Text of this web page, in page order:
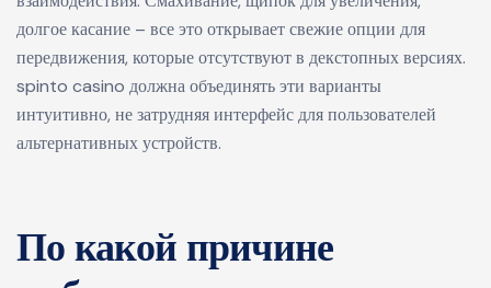
долгое касание – все это открывает свежие опции для
передвижения, которые отсутствуют в декстопных версиях.
spinto casino должна объединять эти варианты
интуитивно, не затрудняя интерфейс для пользователей
альтернативных устройств.
По какой причине